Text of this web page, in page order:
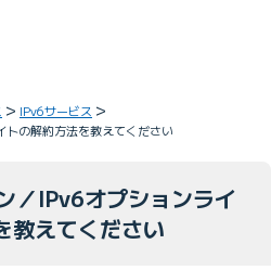
IPv6サービス
の解約方法を教えてください
／IPv6オプションライ
教えてください